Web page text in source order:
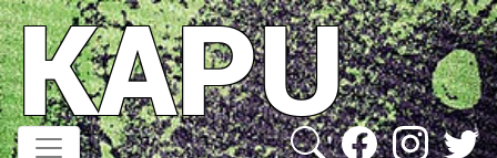
Direkt
zum
Inhalt
KAPU